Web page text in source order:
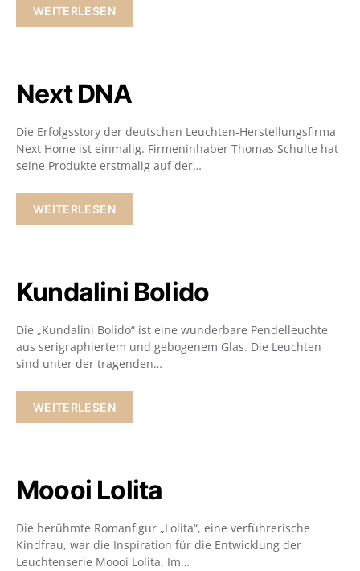
WEITERLESEN
Next DNA
Die Erfolgsstory der deutschen Leuchten-Herstellungsfirma
Next Home ist einmalig. Firmeninhaber Thomas Schulte hat
seine Produkte erstmalig auf der…
WEITERLESEN
Kundalini Bolido
Die „Kundalini Bolido“ ist eine wunderbare Pendelleuchte
aus serigraphiertem und gebogenem Glas. Die Leuchten
sind unter der tragenden…
WEITERLESEN
Moooi Lolita
Die berühmte Romanfigur „Lolita“, eine verführerische
Kindfrau, war die Inspiration für die Entwicklung der
Leuchtenserie Moooi Lolita. Im…